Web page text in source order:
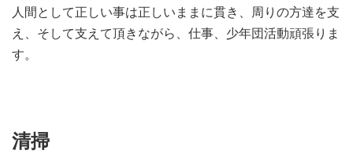
人間として正しい事は正しいままに貫き、周りの方達を支
え、そして支えて頂きながら、仕事、少年団活動頑張りま
す。
清掃